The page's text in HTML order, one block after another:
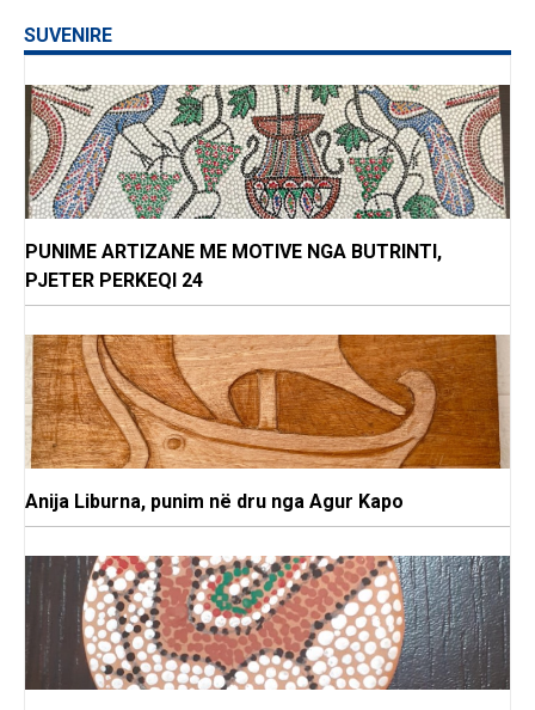
SUVENIRE
PUNIME ARTIZANE ME MOTIVE NGA BUTRINTI,
PJETER PERKEQI 24
Anija Liburna, punim në dru nga Agur Kapo